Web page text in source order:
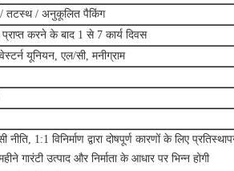
तटस्थ / अनुकूलित पैकिंग
करने के बाद 1 से 7 कार्य दिवस
यूनियन, एल/सी, मनीग्राम
नीति, 1:1 विनिर्माण द्वारा दोषपूर्ण कारणों के लिए
गारंटी उत्पाद और निर्माता के आधार पर भिन्न होगी